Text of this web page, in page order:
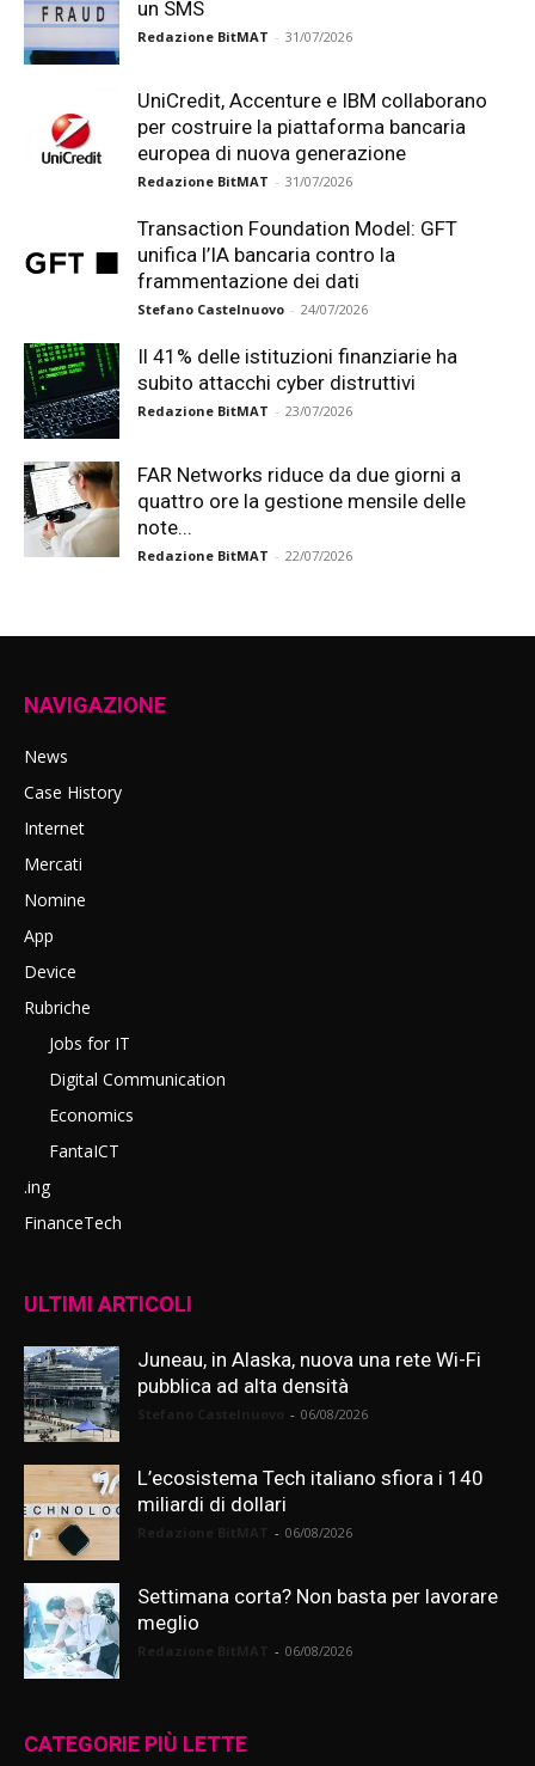
un SMS
Redazione BitMAT - 31/07/2026
UniCredit, Accenture e IBM collaborano
per costruire la piattaforma bancaria
europea di nuova generazione
Redazione BitMAT - 31/07/2026
Transaction Foundation Model: GFT
unifica l’IA bancaria contro la
frammentazione dei dati
Stefano Castelnuovo - 24/07/2026
Il 41% delle istituzioni finanziarie ha
subito attacchi cyber distruttivi
Redazione BitMAT - 23/07/2026
FAR Networks riduce da due giorni a
quattro ore la gestione mensile delle
note...
Redazione BitMAT - 22/07/2026
NAVIGAZIONE
News
Case History
Internet
Mercati
Nomine
App
Device
Rubriche
Jobs for IT
Digital Communication
Economics
FantaICT
.ing
FinanceTech
ULTIMI ARTICOLI
Juneau, in Alaska, nuova una rete Wi-Fi
pubblica ad alta densità
- 06/08/2026
L’ecosistema Tech italiano sfiora i 140
miliardi di dollari
- 06/08/2026
Settimana corta? Non basta per lavorare
meglio
- 06/08/2026
CATEGORIE PIÙ LETTE